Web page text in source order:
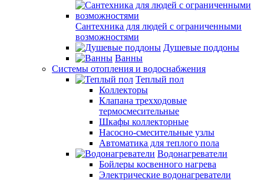
Сантехника для людей с ограниченными
возможностями
Душевые поддоны
Ванны
Системы отопления и водоснабжения
Теплый пол
Коллекторы
Клапана трехходовые
термосмесительные
Шкафы коллекторные
Насосно-смесительные узлы
Автоматика для теплого пола
Водонагреватели
Бойлеры косвенного нагрева
Электрические водонагреватели